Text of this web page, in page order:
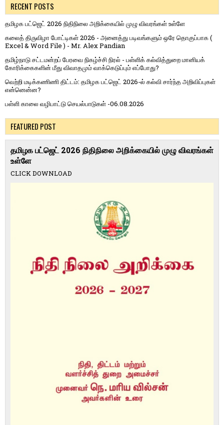
RECENT POSTS
தமிழக பட்ஜெட் 2026 நிதிநிலை அறிக்கையில் முழு விவரங்கள் உள்ளே
கலைத் திருவிழா போட்டிகள் 2026 - அனைத்து படிவங்களும் ஒரே தொகுப்பாக (
Excel & Word File ) - Mr. Alex Pandian
தமிழ்நாடு சட்டமன்றப் பேரவை நிகழ்ச்சி நிரல் - பள்ளிக் கல்வித்துறை மானியக்
கோரிக்கைகளின் மீது விவாதமும் வாக்கெடுப்பும் எப்போது?
வெற்றி மடிக்கணிணி திட்டம்: தமிழக பட்ஜெட் 2026-ல் கல்வி சார்ந்த அறிவிப்புகள்
என்னென்ன?
பள்ளி காலை வழிபாட்டு செயல்பாடுகள் -06.08.2026
FEATURED POST
தமிழக பட்ஜெட் 2026 நிதிநிலை அறிக்கையில் முழு விவரங்கள்
உள்ளே
CLICK DOWNLOAD